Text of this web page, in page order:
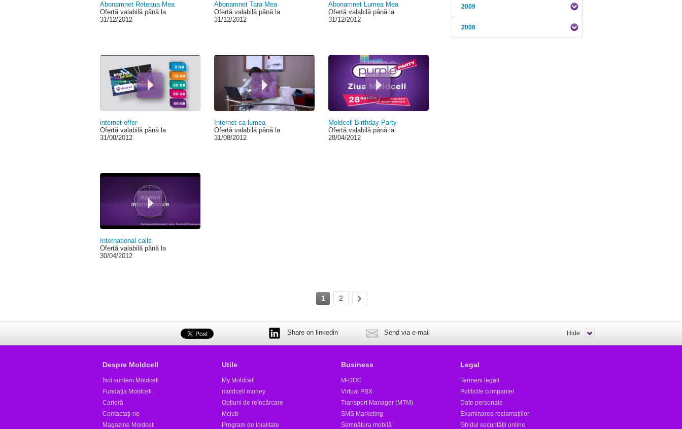
2009
2008
Abonamnet Reteaua Mea
Ofertă valabilă până la
31/12/2012
Abonamnet Tara Mea
Ofertă valabilă până la
31/12/2012
Abonamnet Lumea Mea
Ofertă valabilă până la
31/12/2012
internet offer
Ofertă valabilă până la
31/08/2012
Internet ca lumea
Ofertă valabilă până la
31/08/2012
Moldcell Birthday Party
Ofertă valabilă până la
28/04/2012
International calls
Ofertă valabilă până la
30/04/2012
1 2
Share on linkedin Send via e-mail Hide
Despre Moldcell
Noi suntem Moldcell
Fundația Moldcell
Carieră
Contactaţi-ne
Magazine Moldcell
Utile
My Moldcell
moldcell money
Opțiuni de reîncărcare
Mclub
Program de loialitate
Business
M-DOC
Virtual PBX
Transport Manager (MTM)
SMS Marketing
Semnătura mobilă
Legal
Termeni legali
Politicile companiei
Date personale
Examinarea reclamațiilor
Ghidul securității online